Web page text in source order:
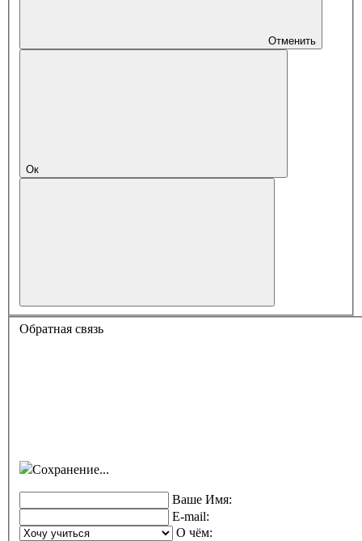
Отменить
Ок
Обратная связь
Сохранение...
Ваше Имя:
E-mail:
О чём: